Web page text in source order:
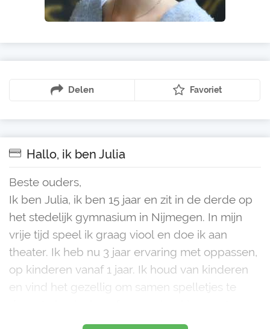
Delen Favoriet
Hallo, ik ben Julia
Beste ouders,
Ik ben Julia, ik ben 15 jaar en zit in de derde op
het stedelijk gymnasium in Nijmegen. In mijn
vrije tijd speel ik graag viool en doe ik aan
theater. Ik heb nu 3 jaar ervaring met oppassen,
op kinderen vanaf 1 jaar. Ik houd van kinderen
en vind het gezellig om samen spelletjes te
lezen voor ze naar bed gaan. Ik zou zowel